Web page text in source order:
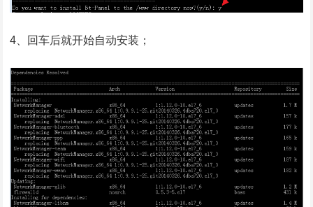
4、回车后就开始自动安装；